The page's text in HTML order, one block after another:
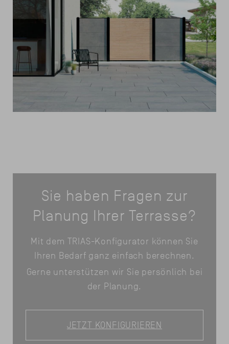
Sie haben Fragen zur
Planung Ihrer Terrasse?
Mit dem TRIAS-Konfigurator können Sie
Ihren Bedarf ganz einfach berechnen.
Gerne unterstützen wir Sie persönlich bei
der Planung.
JETZT KONFIGURIEREN